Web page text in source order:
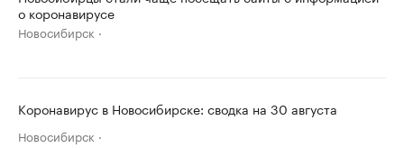
о коронавирусе
Новосибирск
Коронавирус в Новосибирске: сводка на 30 августа
Новосибирск